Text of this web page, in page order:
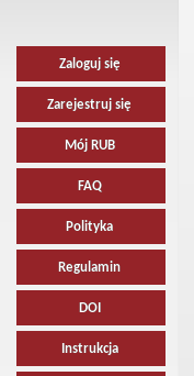
Zaloguj się
Zarejestruj się
Mój RUB
FAQ
Polityka
Regulamin
DOI
Instrukcja